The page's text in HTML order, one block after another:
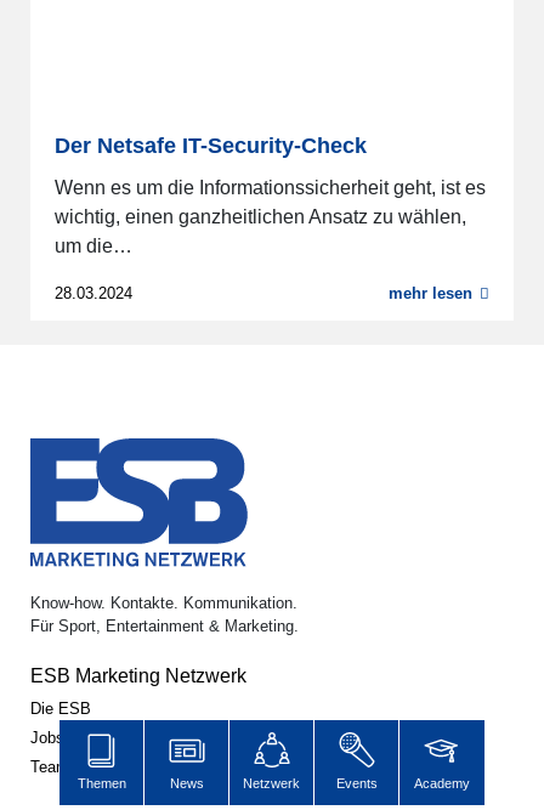
Der Netsafe IT-Security-Check
Wenn es um die Informationssicherheit geht, ist es
wichtig, einen ganzheitlichen Ansatz zu wählen,
um die…
28.03.2024 mehr lesen
Know-how. Kontakte. Kommunikation.
Für Sport, Entertainment & Marketing.
ESB Marketing Netzwerk
Die ESB
Jobs
Team
Themen News Netzwerk Events Academy